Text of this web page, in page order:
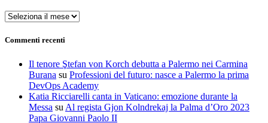
Archivi
Commenti recenti
Il tenore Ştefan von Korch debutta a Palermo nei Carmina
Burana su Professioni del futuro: nasce a Palermo la prima
DevOps Academy
Katia Ricciarelli canta in Vaticano: emozione durante la
Messa su Al regista Gjon Kolndrekaj la Palma d’Oro 2023
Papa Giovanni Paolo II